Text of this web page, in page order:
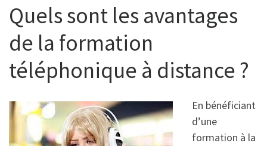
Quels sont les avantages
de la formation
téléphonique à distance ?
En bénéficiant
d’une
formation à la